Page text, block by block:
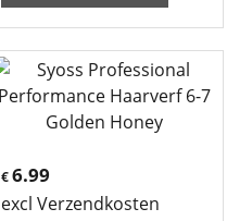
€6.99
excl Verzendkosten